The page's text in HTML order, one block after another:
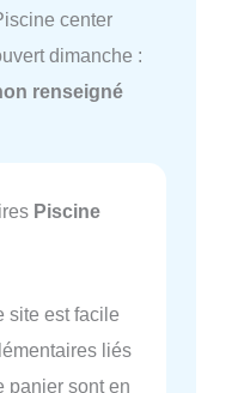
center
dimanche :
renseigné
Piscine
site est facile
liés
panier sont en